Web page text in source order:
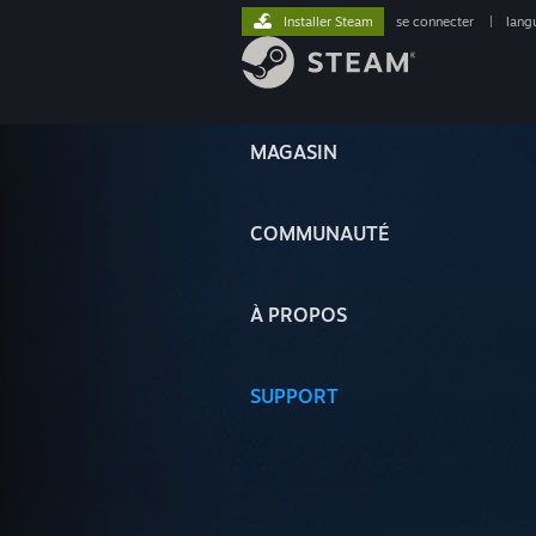
MAGASIN
COMMUNAUTÉ
À PROPOS
SUPPORT
Installer Steam se connecter